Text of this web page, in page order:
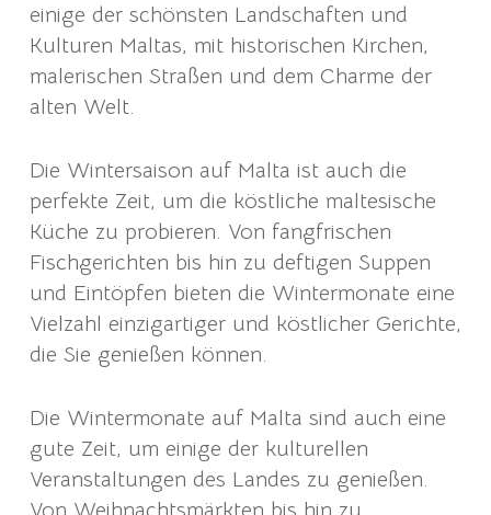
einige der schönsten Landschaften und
Kulturen Maltas, mit historischen Kirchen,
malerischen Straßen und dem Charme der
alten Welt.
Die Wintersaison auf Malta ist auch die
perfekte Zeit, um die köstliche maltesische
Küche zu probieren. Von fangfrischen
Fischgerichten bis hin zu deftigen Suppen
und Eintöpfen bieten die Wintermonate eine
Vielzahl einzigartiger und köstlicher Gerichte,
die Sie genießen können.
Die Wintermonate auf Malta sind auch eine
gute Zeit, um einige der kulturellen
Veranstaltungen des Landes zu genießen.